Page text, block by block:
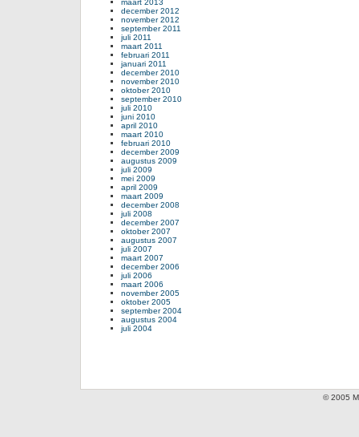
december 2012
november 2012
september 2011
juli 2011
maart 2011
februari 2011
januari 2011
december 2010
november 2010
oktober 2010
september 2010
juli 2010
juni 2010
april 2010
maart 2010
februari 2010
december 2009
augustus 2009
juli 2009
mei 2009
april 2009
maart 2009
december 2008
juli 2008
december 2007
oktober 2007
augustus 2007
juli 2007
maart 2007
december 2006
juli 2006
maart 2006
november 2005
oktober 2005
september 2004
augustus 2004
juli 2004
© 2005